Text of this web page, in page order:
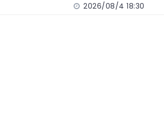
2026/08/4 18:30